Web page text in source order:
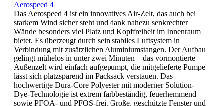
Aerospeed 4
Das Aerospeed 4 ist ein innovatives Air-Zelt, das auch bei
starkem Wind sicher steht und dank nahezu senkrechter
Wände besonders viel Platz und Kopffreiheit im Innenraum
bietet. Es überzeugt durch sein stabiles Luftsystem in
Verbindung mit zusätzlichen Aluminiumstangen. Der Aufbau
gelingt mühelos in unter zwei Minuten – das vormontierte
Außenzelt wird einfach aufgepumpt, die mitgelieferte Pumpe
lässt sich platzsparend im Packsack verstauen. Das
hochwertige Dura-Core Polyester mit moderner Solution-
Dye-Technologie ist extrem farbbeständig, feuerhemmend
sowie PFOA- und PFOS-frei. Große, geschützte Fenster und